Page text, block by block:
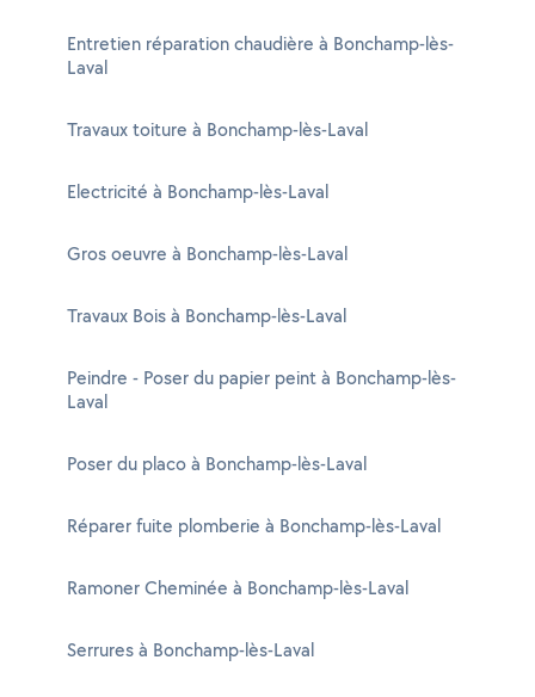
Entretien réparation chaudière à Bonchamp-lès-
Laval
Travaux toiture à Bonchamp-lès-Laval
Electricité à Bonchamp-lès-Laval
Gros oeuvre à Bonchamp-lès-Laval
Travaux Bois à Bonchamp-lès-Laval
Peindre - Poser du papier peint à Bonchamp-lès-
Laval
Poser du placo à Bonchamp-lès-Laval
Réparer fuite plomberie à Bonchamp-lès-Laval
Ramoner Cheminée à Bonchamp-lès-Laval
Serrures à Bonchamp-lès-Laval